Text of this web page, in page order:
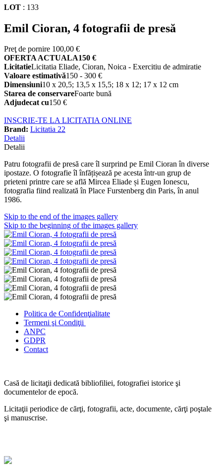
LOT : 133
Emil Cioran, 4 fotografii de presă
Preţ de pornire 100,00 €
OFERTA ACTUALA150 €
LicitatieLicitatia Eliade, Cioran, Noica - Exercitiu de admiratie
Valoare estimativă150 - 300 €
Dimensiuni10 x 20,5; 13,5 x 15,5; 18 x 12; 17 x 12 cm
Starea de conservareFoarte bună
Adjudecat cu150 €
INSCRIE-TE LA LICITATIA ONLINE
Brand: Licitatia 22
Detalii
Detalii
Patru fotografii de presă care îl surprind pe Emil Cioran în diverse
ipostaze. O fotografie îl înfățișează pe acesta într-un grup de
prieteni printre care se află Mircea Eliade și Eugen Ionescu,
fotografia fiind realizată în Place Furstenberg din Paris,în anul
1986.
Skip to the end of the images gallery
Skip to the beginning of the images gallery
Politica de Confidenţialitate
Termeni şi Condiţii
ANPC
GDPR
Contact
Casă de licitaţii dedicată bibliofiliei, fotografiei istorice şi
documentelor de epocă.
Licitaţii periodice de cărţi, fotografii, acte, documente, cărţi poştale
şi manuscrise.